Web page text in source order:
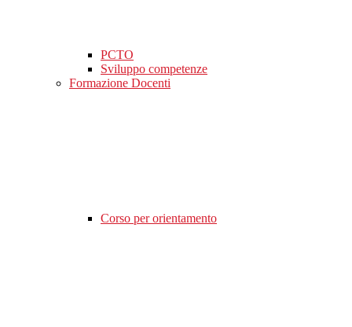
PCTO
Sviluppo competenze
Formazione Docenti
Corso per orientamento